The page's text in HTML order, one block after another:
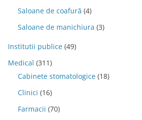
Saloane de coafură (4)
Saloane de manichiura (3)
Institutii publice (49)
Medical (311)
Cabinete stomatologice (18)
Clinici (16)
Farmacii (70)